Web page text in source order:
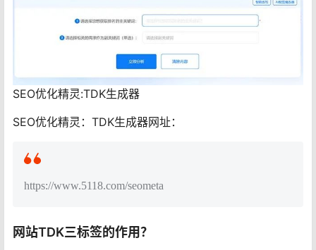
SEO优化精灵:TDK生成器
SEO优化精灵：TDK生成器网址：
https://www.5118.com/seometa
网站TDK三标签的作用？